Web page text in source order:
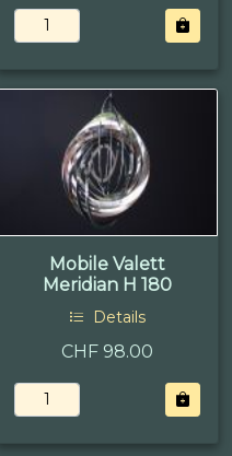
Mobile Valett
Meridian H 180
Details
CHF 98.00